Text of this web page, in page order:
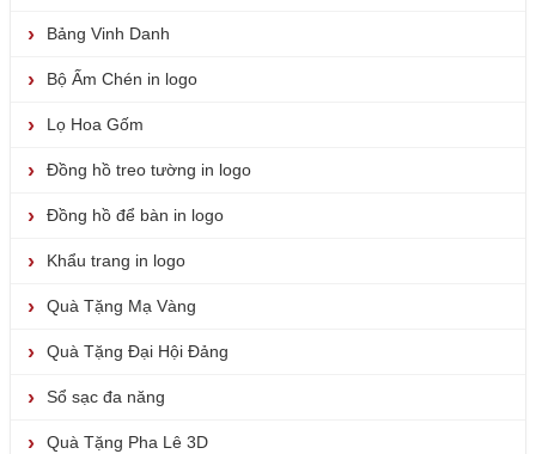
Bảng Vinh Danh
Bộ Ấm Chén in logo
Lọ Hoa Gốm
Đồng hồ treo tường in logo
Đồng hồ để bàn in logo
Khẩu trang in logo
Quà Tặng Mạ Vàng
Quà Tặng Đại Hội Đảng
Sổ sạc đa năng
Quà Tặng Pha Lê 3D